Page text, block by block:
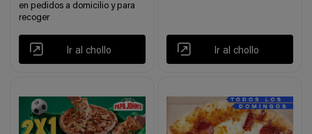
en pedidos a domicilio y para
recoger
Ir al chollo Ir al chollo